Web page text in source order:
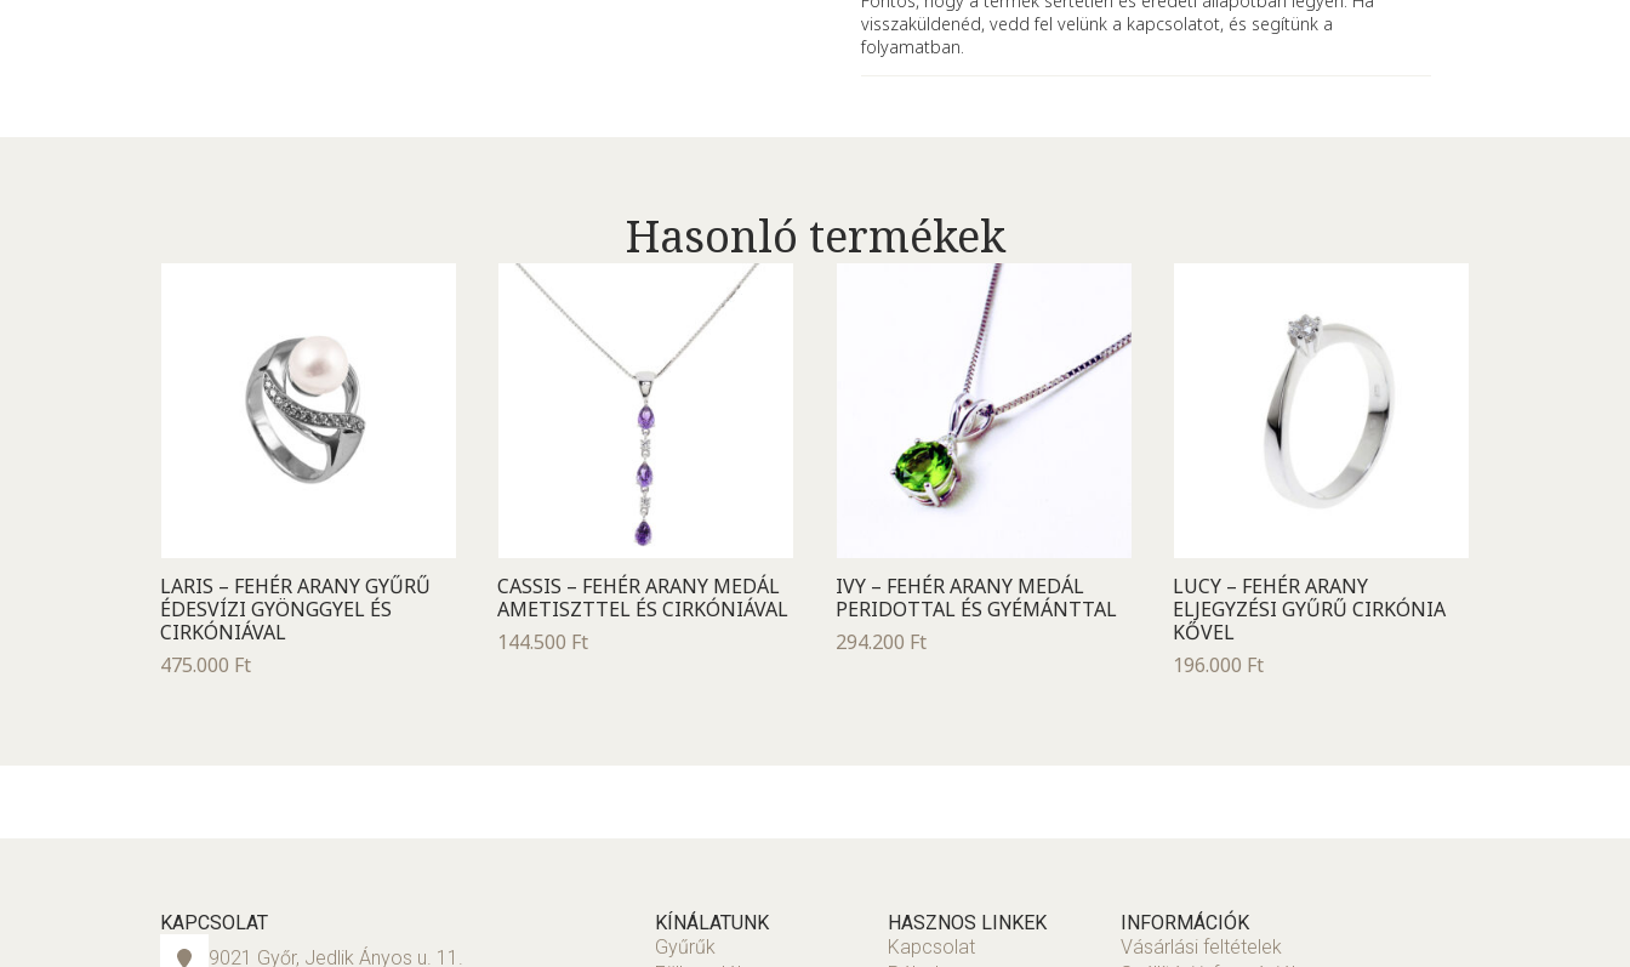
visszaküldenéd, vedd fel velünk a kapcsolatot, és segítünk a
folyamatban.
Hasonló termékek
LARIS – FEHÉR ARANY GYŰRŰ
ÉDESVÍZI GYÖNGGYEL ÉS
CIRKÓNIÁVAL
475.000 Ft
CASSIS – FEHÉR ARANY MEDÁL
AMETISZTTEL ÉS CIRKÓNIÁVAL
144.500 Ft
IVY – FEHÉR ARANY MEDÁL
PERIDOTTAL ÉS GYÉMÁNTTAL
294.200 Ft
LUCY – FEHÉR ARANY
ELJEGYZÉSI GYŰRŰ CIRKÓNIA
KŐVEL
196.000 Ft
KAPCSOLAT
9021 Győr, Jedlik Ányos u. 11.
KÍNÁLATUNK
Gyűrűk
HASZNOS LINKEK
Kapcsolat
INFORMÁCIÓK
Vásárlási feltételek